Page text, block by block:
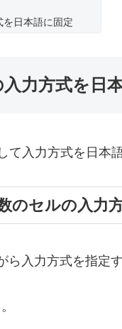
を日本語に固定
力方式を日
入力方式を日本
のセルの入力
ら入力方式を指定